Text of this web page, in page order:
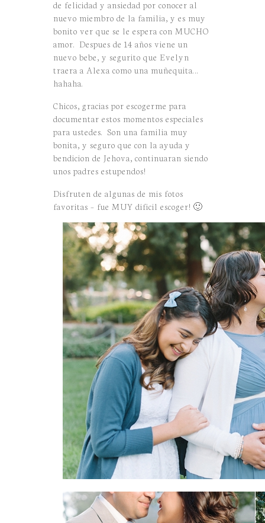
de felicidad y ansiedad por conocer al
nuevo miembro de la familia, y es muy
bonito ver que se le espera con MUCHO
amor. Despues de 14 años viene un
nuevo bebe, y segurito que Evelyn
traera a Alexa como una muñequita…
hahaha.
Chicos, gracias por escogerme para
documentar estos momentos especiales
para ustedes. Son una familia muy
bonita, y seguro que con la ayuda y
bendicion de Jehova, continuaran siendo
unos padres estupendos!
Disfruten de algunas de mis fotos
favoritas – fue MUY dificil escoger! 🙂